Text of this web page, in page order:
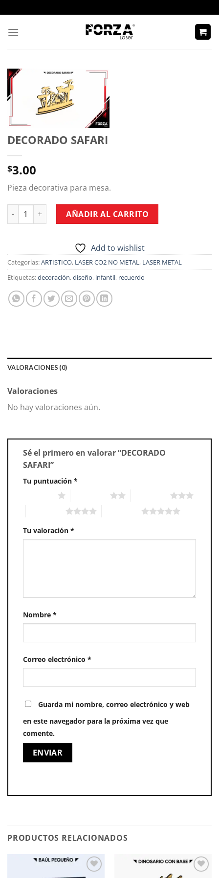
to
content
DECORADO SAFARI
$3.00
Pieza decorativa para mesa.
DECORADO SAFARI cantidadAÑADIR AL CARRITO
Add to wishlist
Categorías:ARTISTICO, LASER CO2 NO METAL , LASER METAL
Etiquetas:decoración,diseño, infantil, recuerdo
VALORACIONES (0)
Valoraciones
No hay valoraciones aún.
Sé el primero en valorar “DECORADO
SAFARI”
Tu puntuación *
Tu valoración *
Nombre *
Correo electrónico *
Guarda mi nombre, correo electrónico y web
en este navegador para la próxima vez que
comente.
PRODUCTOS RELACIONADOS